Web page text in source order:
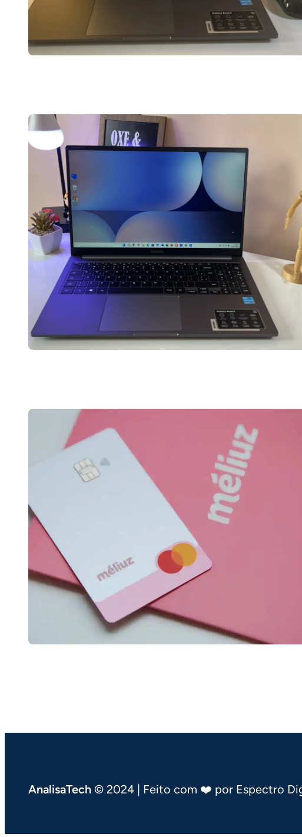
AnalisaTech © 2024 | Feito com ❤️ por Espectro